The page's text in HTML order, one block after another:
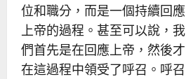
位和職分，而是一個持續回應
上帝的過程。甚至可以說，我
們首先是在回應上帝，然後才
在這過程中領受了呼召。呼召